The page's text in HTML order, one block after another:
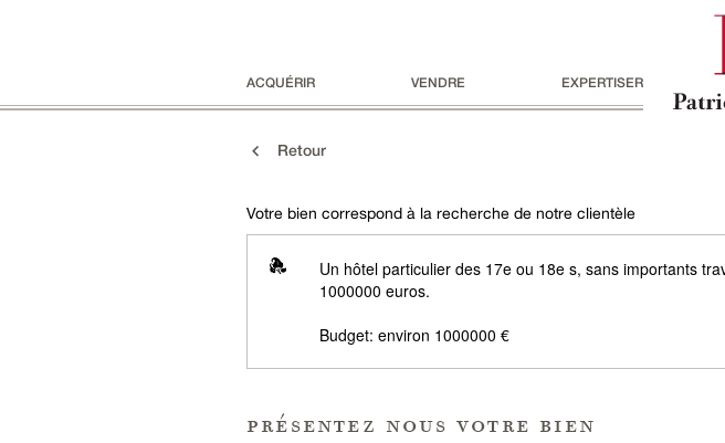
ACQUÉRIR VENDRE EXPERTISER
Retour
Votre bien correspond à la recherche de notre clientèle
Un hôtel particulier des 17e ou 18e s, sans importants
1000000 euros.
Budget: environ 1000000 €
présentez nous votre bien